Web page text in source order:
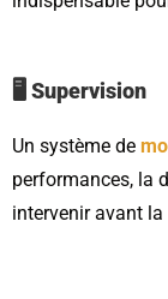
🖥 Supervision
Un système de
performances, la
intervenir avant la